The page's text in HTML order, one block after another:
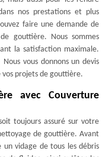
nos prestations et plus
faire une demande de
gouttière. Nous sommes
la satisfaction maximale.
vous donnons un devis
projets de gouttière.
avec Couverture
toujours assuré sur votre
de gouttière. Avant
vidage de tous les débris